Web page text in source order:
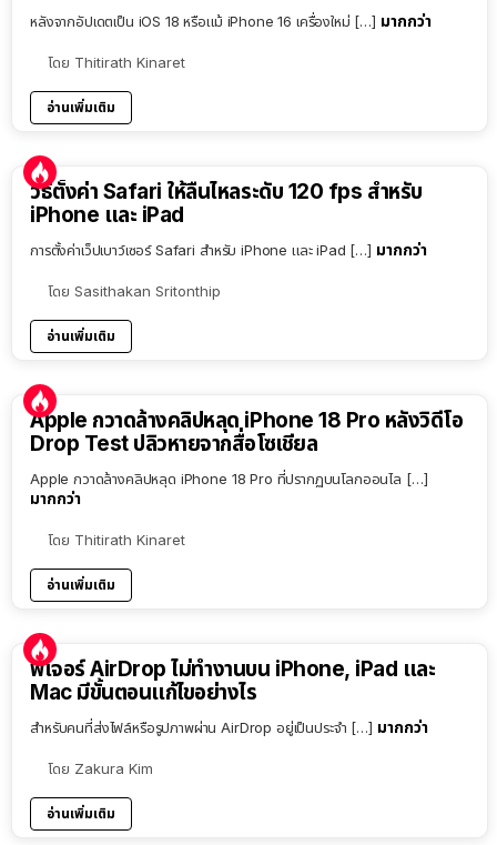
หลังจากอัปเดตเป็น iOS 18 หรือแม้ iPhone 16 เครื่องใหม่ […] มากกว่า
โดย Thitirath Kinaret
อ่านเพิ่มเติม
วิธีตั้งค่า Safari ให้ลื่นไหลระดับ 120 fps สำหรับ
iPhone และ iPad
การตั้งค่าเว็ปเบาว์เซอร์ Safari สำหรับ iPhone และ iPad […] มากกว่า
โดย Sasithakan Sritonthip
อ่านเพิ่มเติม
Apple กวาดล้างคลิปหลุด iPhone 18 Pro หลังวิดีโอ
Drop Test ปลิวหายจากสื่อโซเชียล
Apple กวาดล้างคลิปหลุด iPhone 18 Pro ที่ปรากฏบนโลกออนไล […]
มากกว่า
โดย Thitirath Kinaret
อ่านเพิ่มเติม
ฟีเจอร์ AirDrop ไม่ทำงานบน iPhone, iPad และ
Mac มีขั้นตอนแก้ไขอย่างไร
สำหรับคนที่ส่งไฟล์หรือรูปภาพผ่าน AirDrop อยู่เป็นประจำ […] มากกว่า
โดย Zakura Kim
อ่านเพิ่มเติม